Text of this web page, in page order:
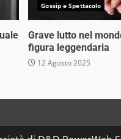
Gossip e Spettacolo
Grave lutto nel
figura leggendaria
12 Agosto 2025